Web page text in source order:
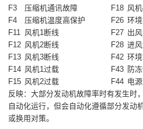
F3
压缩机通讯故障 F18 风
F4
压缩机温度高保护 F26 环
F11
风机1断线 F27 出
F12 风机2断线 F28 进
F13 风机3断线 F42 环
F14 风机1过载 F43 防
F15 风机2过载 F44 电
反映：大部分发动机故障率时有发生时
自动化运行，但会自动化遵循部分发动
或换用对策。